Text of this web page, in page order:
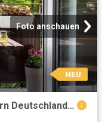
Foto anschauen
NEU
3 Schlafzimmer Wohnung Eschborn Deutschland 104843428